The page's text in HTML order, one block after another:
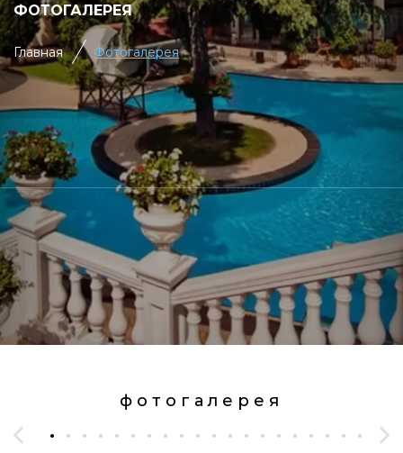
ФОТОГАЛЕРЕЯ
Главная Фотогалерея
фотогалерея
10 18